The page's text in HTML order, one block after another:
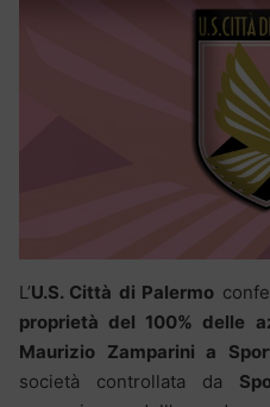
L’U.S. Città di Palermo
proprietà del 100% delle
Maurizio Zamparini a
società controllata da